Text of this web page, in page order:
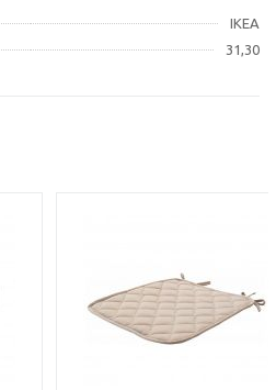
IKEA
31,30